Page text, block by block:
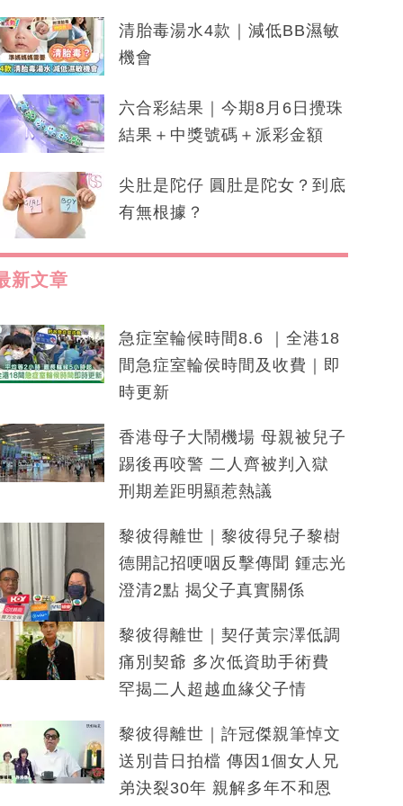
清胎毒湯水4款｜減低BB濕敏
機會
六合彩結果｜今期8月6日攪珠
結果＋中獎號碼＋派彩金額
尖肚是陀仔 圓肚是陀女？到底
有無根據？
新文章
急症室輪候時間8.6 ｜全港18
間急症室輪侯時間及收費｜即
時更新
香港母子大鬧機場 母親被兒子
踢後再咬警 二人齊被判入獄
刑期差距明顯惹熱議
黎彼得離世｜黎彼得兒子黎樹
德開記招哽咽反擊傳聞 鍾志光
澄清2點 揭父子真實關係
黎彼得離世｜契仔黃宗澤低調
痛別契爺 多次低資助手術費
罕揭二人超越血緣父子情
黎彼得離世｜許冠傑親筆悼文
送別昔日拍檔 傳因1個女人兄
弟決裂30年 親解多年不和恩